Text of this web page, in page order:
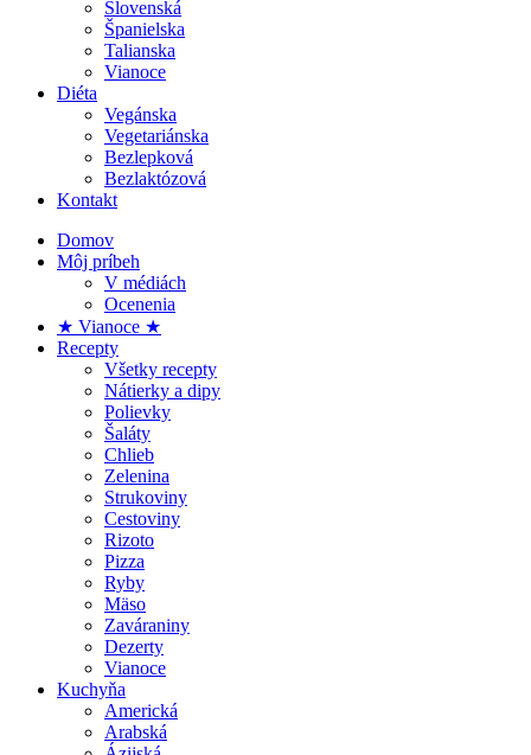
Slovenská
Španielska
Talianska
Vianoce
Diéta
Vegánska
Vegetariánska
Bezlepková
Bezlaktózová
Kontakt
Domov
Môj príbeh
V médiách
Ocenenia
★ Vianoce ★
Recepty
Všetky recepty
Nátierky a dipy
Polievky
Šaláty
Chlieb
Zelenina
Strukoviny
Cestoviny
Rizoto
Pizza
Ryby
Mäso
Zaváraniny
Dezerty
Vianoce
Kuchyňa
Americká
Arabská